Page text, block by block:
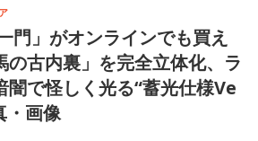
門」がオンラインでも買え
の古内裏」を完全立体化、ラ
闇で怪しく光る“蓄光仕様Ve
・画像